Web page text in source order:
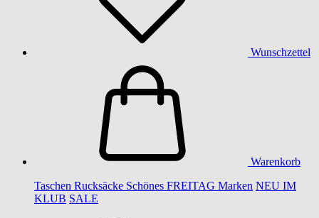
Wunschzettel
Warenkorb
Taschen Rucksäcke Schönes FREITAG Marken NEU IM
KLUB SALE